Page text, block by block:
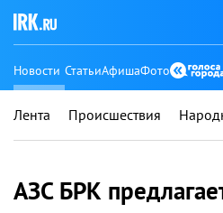
Новости СтатьиАфишаФото
Лента Происшествия
АЗС БРК